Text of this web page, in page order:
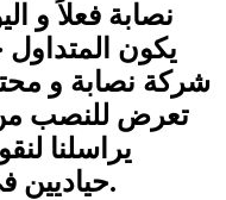
يكون
شركة نصابة و
تعرض للنصب من
يراسلنا
حياديين في تقييم شركات الفوركس.